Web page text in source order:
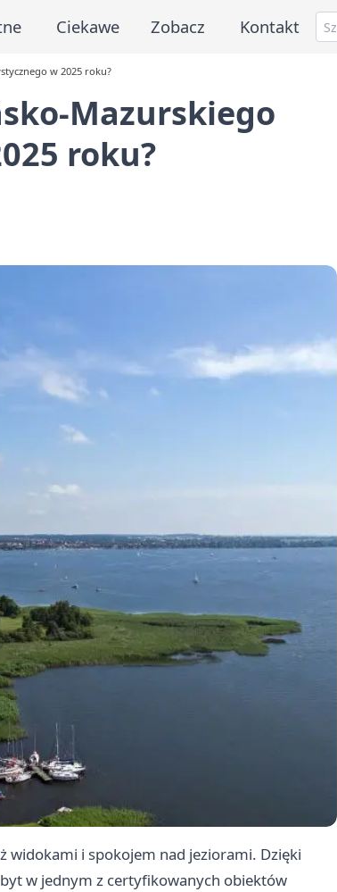
Ciekawe Zobacz Kontakt
w 2025 roku?
Mazurskiego
roku?
widokami i spokojem nad jeziorami. Dzięki
w jednym z certyfikowanych obiektów